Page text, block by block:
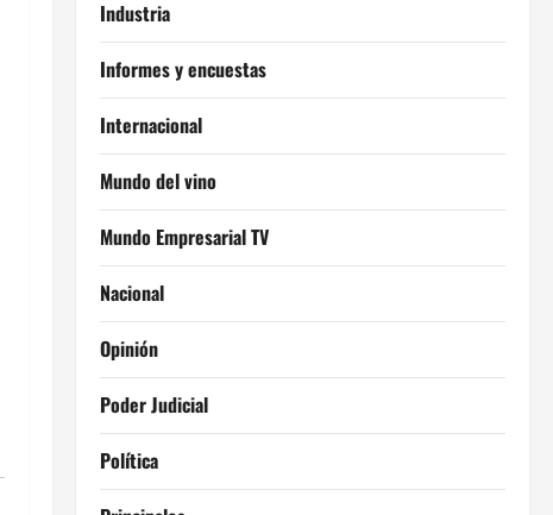
Industria
Informes y encuestas
Internacional
Mundo del vino
Mundo Empresarial TV
Nacional
Opinión
Poder Judicial
Política